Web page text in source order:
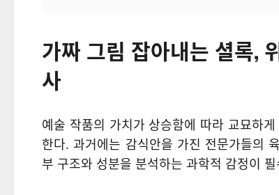
가짜 그림 잡아내는 셜록,
사
예술 작품의 가치가 상승함에 따라 교묘하
한다. 과거에는 감식안을 가진 전문가들의
부 구조와 성분을 분석하는 과학적 감정이